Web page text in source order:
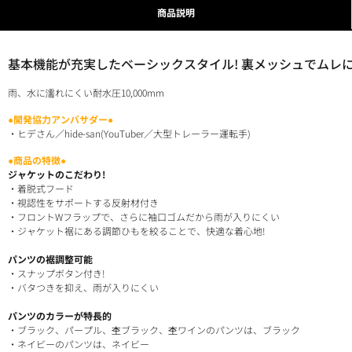
商品説明
基本機能が充実したベーシックスタイル! 裏メッシュでムレ
雨、水に濡れにくい耐水圧10,000mm
●開発協力アンバサダー●
・ヒデさん／hide-san(YouTuber／大型トレーラー運転手)
●商品の特徴●
ジャケットのこだわり!
・着脱式フード
・視認性をサポートする反射材付き
・フロントWフラップで、さらに袖口ゴムだから雨が入りにくい
・ジャケット裾にある調節ひもを絞ることで、快適な着心地!
パンツの裾調整可能
・スナップボタン付き!
・バタつきを抑え、雨が入りにくい
パンツのカラーが特長的
・ブラック、パープル、杢ブラック、杢ワインのパンツは、ブラック
・ネイビーのパンツは、ネイビー